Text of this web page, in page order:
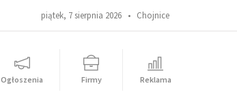
piątek, 7 sierpnia 2026 • Chojnice
Ogłoszenia Firmy Reklama